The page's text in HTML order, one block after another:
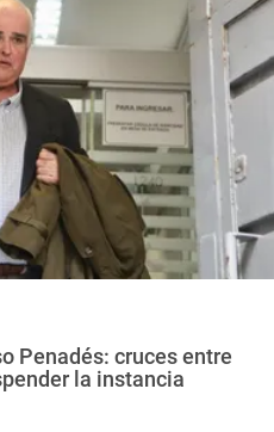
Penadés: cruces entre
la instancia